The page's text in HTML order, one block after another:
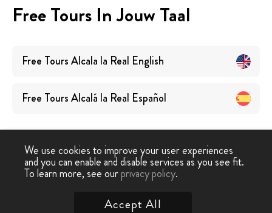
Free Tours In Jouw Taal
Free ToursAlcala la Real English
Free ToursAlcalá la Real Español
Free Walking Tour › Alcala la Real
We use cookies to improve your user experiences
and you can enable and disable services as you see fit.
To learn more, see ourprivacy policy.
Accept All